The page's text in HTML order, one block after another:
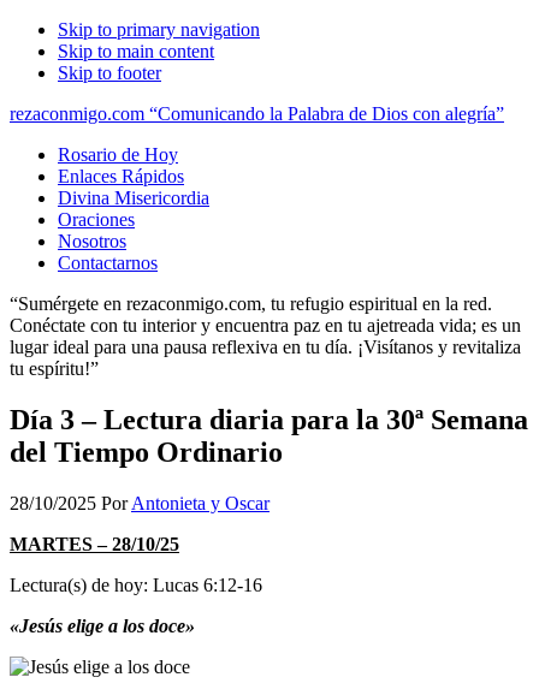
Skip to primary navigation
Skip to main content
Skip to footer
rezaconmigo.com “Comunicando la Palabra de Dios con alegría”
Rosario de Hoy
Enlaces Rápidos
Divina Misericordia
Oraciones
Nosotros
Contactarnos
“Sumérgete en rezaconmigo.com, tu refugio espiritual en la red.
Conéctate con tu interior y encuentra paz en tu ajetreada vida; es un
lugar ideal para una pausa reflexiva en tu día. ¡Visítanos y revitaliza
tu espíritu!”
Día 3 – Lectura diaria para la 30ª Semana
del Tiempo Ordinario
28/10/2025 PorAntonieta y Oscar
MARTES – 28/10/25
Lectura(s) de hoy: Lucas 6:12-16
«Jesús elige a los doce»